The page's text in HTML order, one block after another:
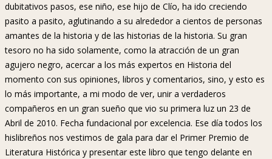
dubitativos pasos, ese niño, ese hijo de Clío, ha ido creciendo
pasito a pasito, aglutinando a su alrededor a cientos de personas
amantes de la historia y de las historias de la historia. Su gran
tesoro no ha sido solamente, como la atracción de un gran
agujero negro, acercar a los más expertos en Historia del
momento con sus opiniones, libros y comentarios, sino, y esto es
lo más importante, a mi modo de ver, unir a verdaderos
compañeros en un gran sueño que vio su primera luz un 23 de
Abril de 2010. Fecha fundacional por excelencia. Ese día todos los
hislibreños nos vestimos de gala para dar el Primer Premio de
Literatura Histórica y presentar este libro que tengo delante en